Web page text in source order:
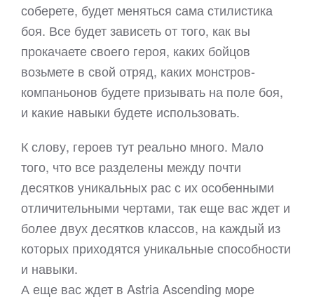
соберете, будет меняться сама стилистика
боя. Все будет зависеть от того, как вы
прокачаете своего героя, каких бойцов
возьмете в свой отряд, каких монстров-
компаньонов будете призывать на поле боя,
и какие навыки будете использовать.
К слову, героев тут реально много. Мало
того, что все разделены между почти
десятков уникальных рас с их особенными
отличительными чертами, так еще вас ждет и
более двух десятков классов, на каждый из
которых приходятся уникальные способности
и навыки.
А еще вас ждет в Astria Ascending море